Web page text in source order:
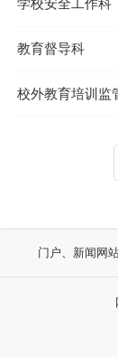
学校安全工作科
教育督导科
校外教育培训监
门户、新闻网